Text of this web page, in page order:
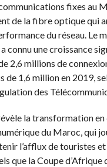
fixes au
de la fibre optique qui
du réseau. Le
connu une croissance
2,6 millions de
de 1,6 million en 2019,
des
la transformation en
du Maroc, qui
l’afflux de touristes et
que la Coupe d’Afrique